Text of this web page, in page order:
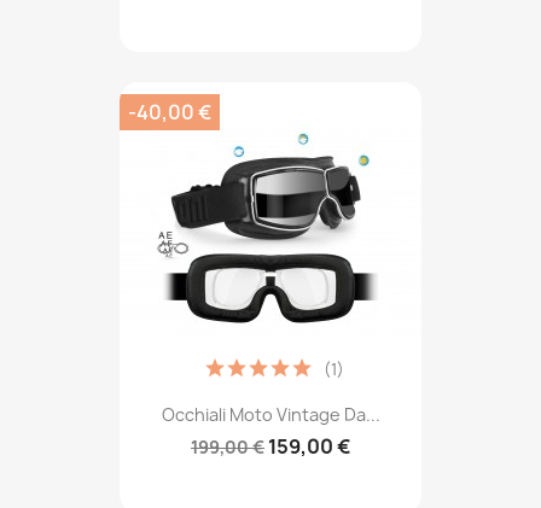
Occhiali Moto Vintage Da...
199,00 € 159,00 €
(1)
-40,00 €